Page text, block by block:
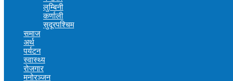
लुम्बिनी
कर्णाली
सुदूरपश्चिम
समाज
अर्थ
पर्यटन
स्वास्थ्य
रोजगार
मनोरञ्जन